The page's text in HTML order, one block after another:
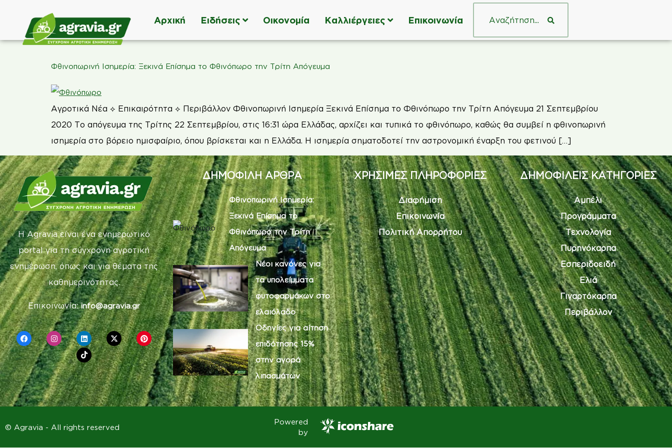
Αρχική Ειδήσεις Οικονομία Καλλιέργειες Επικοινωνία
Φθινοπωρινή Ισημερία: Ξεκινά Επίσημα το Φθινόπωρο την Τρίτη Απόγευμα
Αγροτικά Νέα ⟡ Επικαιρότητα ⟡ Περιβάλλον Φθινοπωρινή Ισημερία Ξεκινά Επίσημα το Φθινόπωρο την Τρίτη Απόγευμα 21 Σεπτεμβρίου
2020 Το απόγευμα της Τρίτης 22 Σεπτεμβρίου, στις 16:31 ώρα Ελλάδας, αρχίζει και τυπικά το φθινόπωρο, καθώς θα συμβεί η φθινοπωρινή
ισημερία στο βόρειο ημισφαίριο, όπου βρίσκεται και η Ελλάδα. Η ισημερία σηματοδοτεί την αστρονομική έναρξη του φετινού […]
Η Agravia είναι ένα ενημερωτικό
portal για τη σύγχρονη αγροτική
ενημέρωση, όπως και για θέματα της
καθημερινότητας.
Επικοινωνία:info@agravia.gr
ΔΗΜΟΦΙΛΗ ΑΡΘΡΑ
Φθινοπωρινή Ισημερία:
Ξεκινά Επίσημα το
Φθινόπωρο την Τρίτη
Απόγευμα
Νέοι κανόνες για
τα υπολείμματα
φυτοφαρμάκων στο
ελαιόλαδο
Οδηγίες για αίτηση
επιδότησης 15%
στην αγορά
λιπασμάτων
ΧΡΗΣΙΜΕΣ ΠΛΗΡΟΦΟΡΙΕΣ
Διαφήμιση
Επικοινωνία
Πολιτική Απορρήτου
ΔΗΜΟΦΙΛΕΙΣ ΚΑΤΗΓΟΡΙΕΣ
Αμπέλι
Προγράμματα
Τεχνολογία
Πυρηνόκαρπα
Εσπεριδοειδή
Ελιά
Γιγαρτόκαρπα
Περιβάλλον
© Agravia - All rights reserved
Powered
by